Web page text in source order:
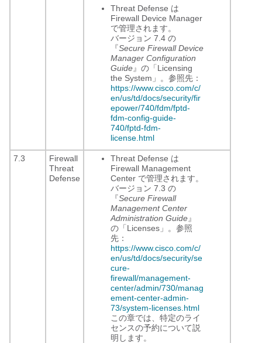
Threat Defense は
Firewall Device Manager
で管理されます。
バージョン 7.4 の
『Secure Firewall Device
Manager Configuration
Guide』の「Licensing
the System」。参照先：
https://www.cisco.com/c/
en/us/td/docs/security/fir
epower/740/fdm/fptd-
fdm-config-guide-
740/fptd-fdm-
license.html
7.3
Firewall
Threat
Defense
Threat Defense は
Firewall Management
Center で管理されます。
バージョン 7.3 の
『Secure Firewall
Management Center
Administration Guide』
の「Licenses」。参照
先：
https://www.cisco.com/c/
en/us/td/docs/security/se
cure-
firewall/management-
center/admin/730/manag
ement-center-admin-
73/system-licenses.html
この章では、特定のライ
センスの予約について説
明します。